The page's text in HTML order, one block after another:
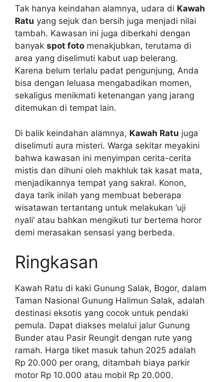
Tak hanya keindahan alamnya, udara di Kawah
Ratu yang sejuk dan bersih juga menjadi nilai
tambah. Kawasan ini juga diberkahi dengan
banyak spot foto menakjubkan, terutama di
area yang diselimuti kabut uap belerang.
Karena belum terlalu padat pengunjung, Anda
bisa dengan leluasa mengabadikan momen,
sekaligus menikmati ketenangan yang jarang
ditemukan di tempat lain.
Di balik keindahan alamnya, Kawah Ratu juga
diselimuti aura misteri. Warga sekitar meyakini
bahwa kawasan ini menyimpan cerita-cerita
mistis dan dihuni oleh makhluk tak kasat mata,
menjadikannya tempat yang sakral. Konon,
daya tarik inilah yang membuat beberapa
wisatawan tertantang untuk melakukan ‘uji
nyali’ atau bahkan mengikuti tur bertema horor
demi merasakan sensasi yang berbeda.
Ringkasan
Kawah Ratu di kaki Gunung Salak, Bogor, dalam
Taman Nasional Gunung Halimun Salak, adalah
destinasi eksotis yang cocok untuk pendaki
pemula. Dapat diakses melalui jalur Gunung
Bunder atau Pasir Reungit dengan rute yang
ramah. Harga tiket masuk tahun 2025 adalah
Rp 20.000 per orang, ditambah biaya parkir
motor Rp 10.000 atau mobil Rp 20.000.